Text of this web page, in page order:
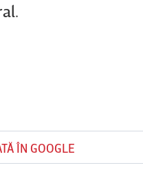
ÎN GOOGLE